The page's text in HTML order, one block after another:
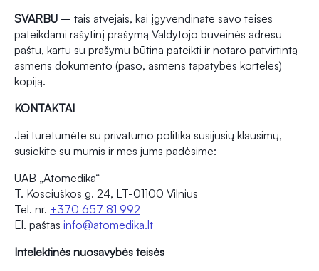
SVARBU – tais atvejais, kai įgyvendinate savo teises
pateikdami rašytinį prašymą Valdytojo buveinės adresu
paštu, kartu su prašymu būtina pateikti ir notaro patvirtintą
asmens dokumento (paso, asmens tapatybės kortelės)
kopiją.
KONTAKTAI
Jei turėtumėte su privatumo politika susijusių klausimų,
susiekite su mumis ir mes jums padėsime:
UAB „Atomedika“
T. Kosciuškos g. 24, LT-01100 Vilnius
Tel. nr. +370 657 81 992
El. paštas info@atomedika.lt
Intelektinės nuosavybės teisės